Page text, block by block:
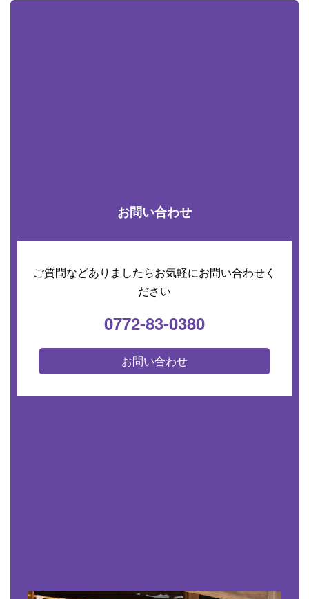
お問い合わせ
ご質問などありましたらお気軽にお問い合わせく
ださい
0772-83-0380
お問い合わせ